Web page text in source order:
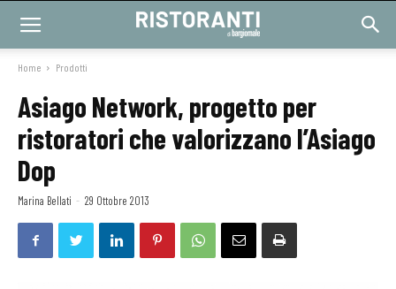
Home Prodotti
Asiago Network, progetto per
ristoratori che valorizzano l’Asiago
Dop
Marina Bellati - 29 Ottobre 2013